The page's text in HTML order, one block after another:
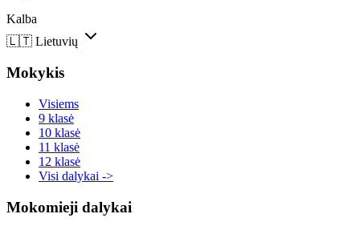
Kalba
🇱🇹 Lietuvių
Mokykis
Visiems
9 klasė
10 klasė
11 klasė
12 klasė
Visi dalykai ->
Mokomieji dalykai